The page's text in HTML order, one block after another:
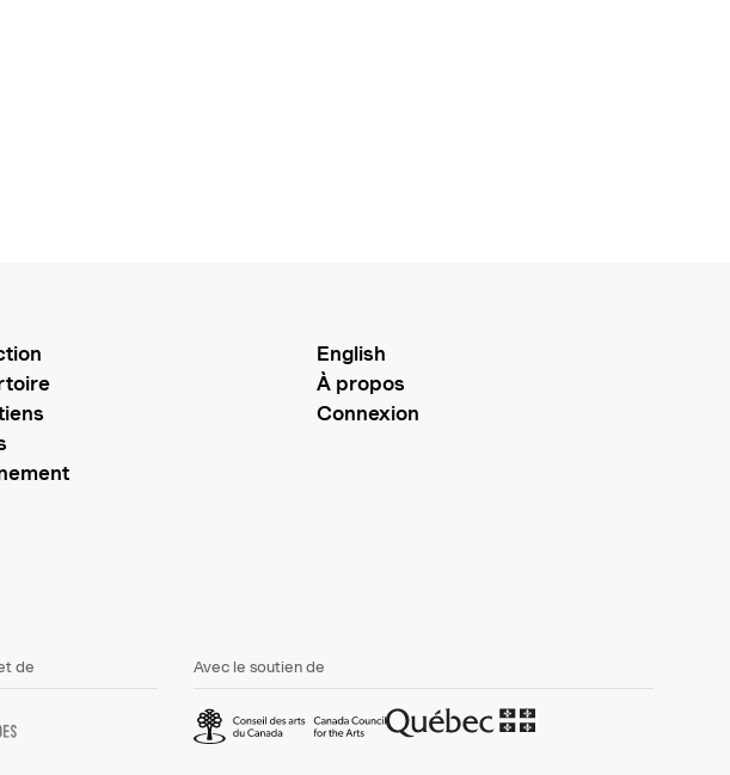
English
À propos
Connexion
de Avec le soutien de